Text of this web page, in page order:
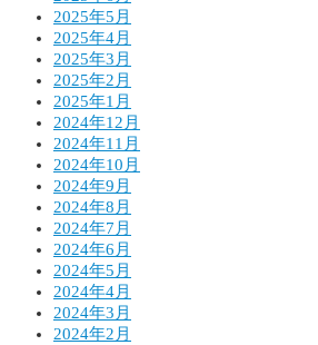
2025年5月
2025年4月
2025年3月
2025年2月
2025年1月
2024年12月
2024年11月
2024年10月
2024年9月
2024年8月
2024年7月
2024年6月
2024年5月
2024年4月
2024年3月
2024年2月